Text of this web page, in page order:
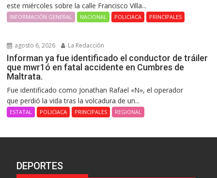
este miércoles sobre la calle Francisco Villa...
INFORMACIÓN GENERAL NACIONAL POLICIACA PRINCIPALES
agosto 6, 2026 La Redacción
Informan ya fue identificado el conductor de tráiler
que mwr1ó en fatal accidente en Cumbres de
Maltrata.
Fue identificado como Jonathan Rafael «N», el operador
que perdió la vida tras la volcadura de un...
ESTATAL POLICIACA PRINCIPALES REGIONAL
DEPORTES